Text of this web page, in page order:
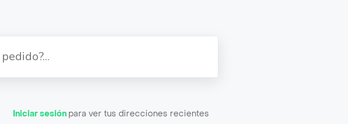
Iniciar sesión para ver tus direcciones recientes